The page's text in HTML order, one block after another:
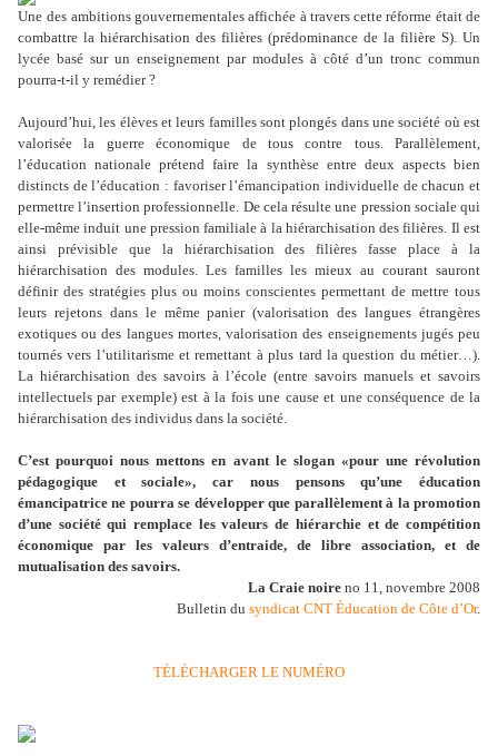
Une des ambitions gouvernementales affichée à travers cette réforme était de
combattre la hiérarchisation des filières (prédominance de la filière S). Un
lycée basé sur un enseignement par modules à côté d’un tronc commun
pourra-t-il y remédier ?
Aujourd’hui, les élèves et leurs familles sont plongés dans une société où est
valorisée la guerre économique de tous contre tous. Parallèlement,
l’éducation nationale prétend faire la synthèse entre deux aspects bien
distincts de l’éducation : favoriser l’émancipation individuelle de chacun et
permettre l’insertion professionnelle. De cela résulte une pression sociale qui
elle-même induit une pression familiale à la hiérarchisation des filières. Il est
ainsi prévisible que la hiérarchisation des filières fasse place à la
hiérarchisation des modules. Les familles les mieux au courant sauront
définir des stratégies plus ou moins conscientes permettant de mettre tous
leurs rejetons dans le même panier (valorisation des langues étrangères
exotiques ou des langues mortes, valorisation des enseignements jugés peu
tournés vers l’utilitarisme et remettant à plus tard la question du métier…).
La hiérarchisation des savoirs à l’école (entre savoirs manuels et savoirs
intellectuels par exemple) est à la fois une cause et une conséquence de la
hiérarchisation des individus dans la société.
C’est pourquoi nous mettons en avant le slogan «pour une révolution
pédagogique et sociale», car nous pensons qu’une éducation
émancipatrice ne pourra se développer que parallèlement à la promotion
d’une société qui remplace les valeurs de hiérarchie et de compétition
économique par les valeurs d’entraide, de libre association, et de
mutualisation des savoirs.
La Craie noire no 11, novembre 2008
Bulletin du syndicat CNT Éducation de Côte d’Or.
TÉLÉCHARGER LE NUMÉRO